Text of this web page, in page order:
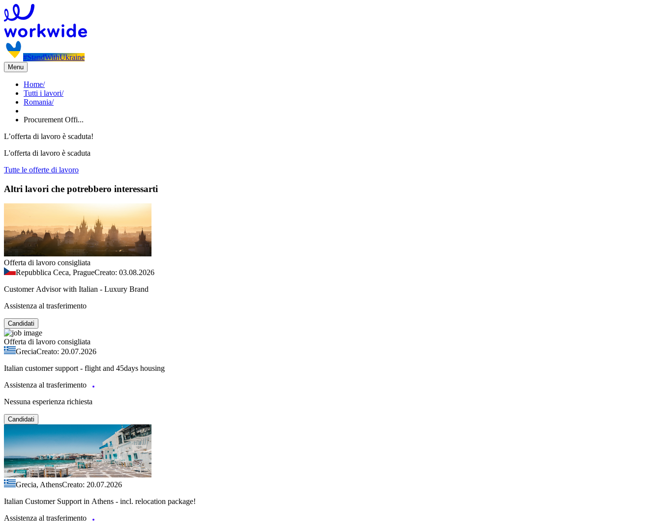
#StandWithUkraine
Menu
Home/
Tutti i lavori/
Romania/
Procurement Offi...
L’offerta di lavoro è scaduta!
L'offerta di lavoro è scaduta
Tutte le offerte di lavoro
Altri lavori che potrebbero interessarti
Offerta di lavoro consigliata
Repubblica Ceca, PragueCreato: 03.08.2026
Customer Advisor with Italian - Luxury Brand
Assistenza al trasferimento
Candidati
Offerta di lavoro consigliata
GreciaCreato: 20.07.2026
Italian customer support - flight and 45days housing
Assistenza al trasferimento
Nessuna esperienza richiesta
Candidati
Grecia, AthensCreato: 20.07.2026
Italian Customer Support in Athens - incl. relocation package!
Assistenza al trasferimento